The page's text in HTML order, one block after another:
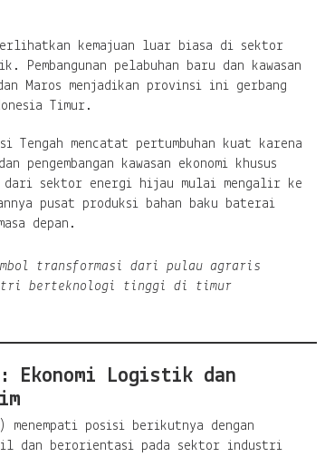
kemajuan luar biasa di sektor
Pembangunan pelabuhan baru dan kawasan
Maros menjadikan provinsi ini gerbang
Timur.
Tengah mencatat pertumbuhan kuat karena
pengembangan kawasan ekonomi khusus
sektor energi hijau mulai mengalir ke
pusat produksi bahan baku baterai
depan.
transformasi dari pulau agraris
berteknologi tinggi di timur
Ekonomi Logistik dan
menempati posisi berikutnya dengan
dan berorientasi pada sektor industri